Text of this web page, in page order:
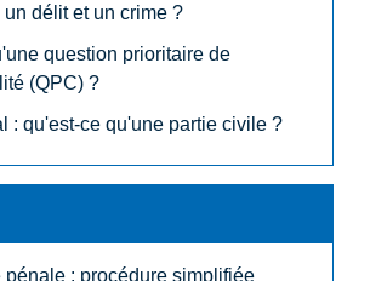
délit et un crime ?
question prioritaire de
(QPC) ?
: qu'est-ce qu'une partie civile ?
pénale : procédure simplifiée